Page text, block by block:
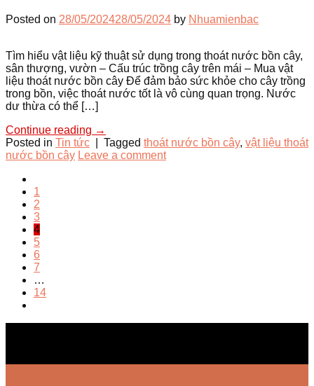
Posted on 28/05/202428/05/2024 by Nhuamienbac
Tìm hiểu vật liệu kỹ thuật sử dụng trong thoát nước bồn cây,
sân thượng, vườn – Cấu trúc trồng cây trên mái – Mua vật
liệu thoát nước bồn cây Để đảm bảo sức khỏe cho cây trồng
trong bồn, việc thoát nước tốt là vô cùng quan trọng. Nước
dư thừa có thể […]
Continue reading →
Posted in Tin tức Tagged thoát nước bồn cây, vật liệu thoát
nước bồn cây Leave a comment
1
2
3
4
5
6
7
…
14